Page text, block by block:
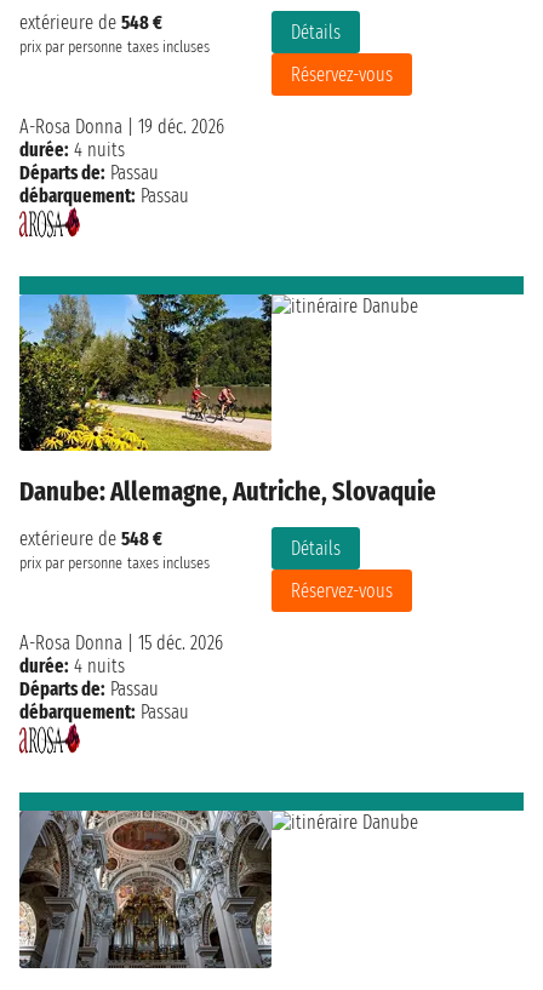
extérieure de 548 €
prix par personne taxes incluses
Détails
Réservez-vous
A-Rosa Donna
19 déc. 2026
durée: 4 nuits
Départs de: Passau
débarquement: Passau
Danube: Allemagne, Autriche, Slovaquie
extérieure de 548 €
prix par personne taxes incluses
Détails
Réservez-vous
A-Rosa Donna
15 déc. 2026
durée: 4 nuits
Départs de: Passau
débarquement: Passau